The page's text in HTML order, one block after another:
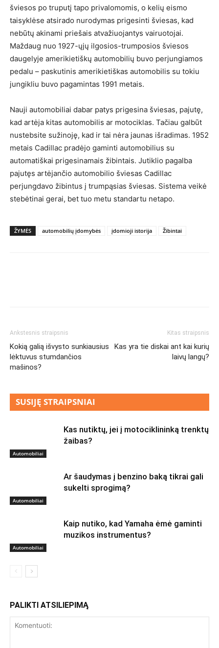
šviesos po truputį tapo privalomomis, o kelių eismo
taisyklėse atsirado nurodymas prigesinti šviesas, kad
nebūtų akinami priešais atvažiuojantys vairuotojai.
Maždaug nuo 1927-ųjų ilgosios-trumposios šviesos
daugelyje amerikietiškų automobilių buvo perjungiamos
pedalu – paskutinis amerikietiškas automobilis su tokiu
jungikliu buvo pagamintas 1991 metais.
Nauji automobiliai dabar patys prigesina šviesas, pajutę,
kad artėja kitas automobilis ar motociklas. Tačiau galbūt
nustebsite sužinoję, kad ir tai nėra jaunas išradimas. 1952
metais Cadillac pradėjo gaminti automobilius su
automatiškai prigesinamais žibintais. Jutiklio pagalba
pajutęs artėjančio automobilio šviesas Cadillac
perjungdavo žibintus į trumpąsias šviesas. Sistema veikė
stebėtinai gerai, bet tuo metu standartu netapo.
ŽYMĖS automobilių įdomybės įdomioji istorija Žibintai
Ankstesnis straipsnis
Kokią galią išvysto sunkiausius
lėktuvus stumdančios
mašinos?
Kitas straipsnis
Kas yra tie diskai ant kai kurių
laivų langų?
SUSIJĘ STRAIPSNIAI
Automobiliai
Kas nutiktų, jei į motociklininką trenktų
žaibas?
Automobiliai
Ar šaudymas į benzino baką tikrai gali
sukelti sprogimą?
Automobiliai
Kaip nutiko, kad Yamaha ėmė gaminti
muzikos instrumentus?
PALIKTI ATSILIEPIMĄ